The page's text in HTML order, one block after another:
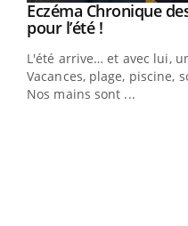
Youtube
Eczéma Chronique
pour l’été !Youtube
L'été arrive… et avec lui,
Vacances, plage, piscine,
Nos mains sont ...